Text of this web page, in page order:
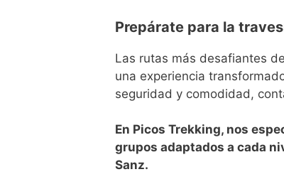
Prepárate para la
Las rutas más desafiantes
una experiencia
seguridad y comodidad,
En Picos Trekking, nos
grupos adaptados a cada
Sanz.